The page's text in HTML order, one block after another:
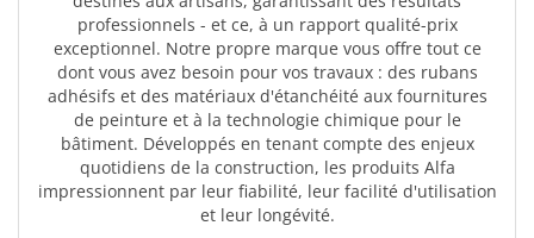
professionnels - et ce, à un rapport qualité-prix
exceptionnel. Notre propre marque vous offre tout ce
dont vous avez besoin pour vos travaux : des rubans
adhésifs et des matériaux d'étanchéité aux fournitures
de peinture et à la technologie chimique pour le
bâtiment. Développés en tenant compte des enjeux
quotidiens de la construction, les produits Alfa
impressionnent par leur fiabilité, leur facilité d'utilisation
et leur longévité.